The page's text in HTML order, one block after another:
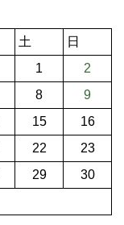
土
日
1
2
8
9
15
16
22
23
29
30